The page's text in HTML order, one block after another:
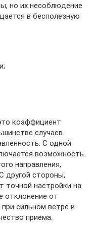
но их несоблюдение
в бесполезную
коэффициент
случаев
С одной
возможность
направления,
другой стороны,
точной настройки на
отклонение от
сильном ветре и
приема.